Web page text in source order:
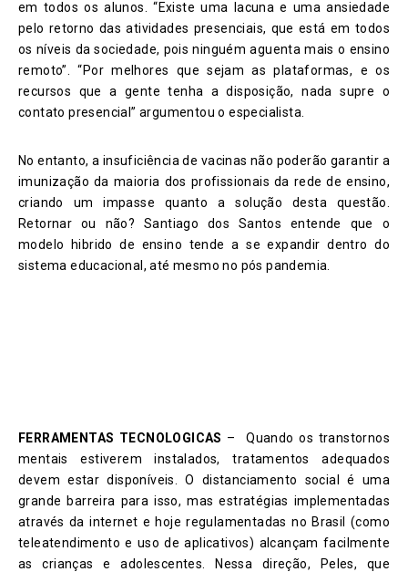
em todos os alunos. “Existe uma lacuna e uma ansiedade
pelo retorno das atividades presenciais, que está em todos
os níveis da sociedade, pois ninguém aguenta mais o ensino
remoto”. “Por melhores que sejam as plataformas, e os
recursos que a gente tenha a disposição, nada supre o
contato presencial” argumentou o especialista.
No entanto, a insuficiência de vacinas não poderão garantir a
imunização da maioria dos profissionais da rede de ensino,
criando um impasse quanto a solução desta questão.
Retornar ou não? Santiago dos Santos entende que o
modelo hibrido de ensino tende a se expandir dentro do
sistema educacional, até mesmo no pós pandemia.
FERRAMENTAS TECNOLOGICAS – Quando os transtornos
mentais estiverem instalados, tratamentos adequados
devem estar disponíveis. O distanciamento social é uma
grande barreira para isso, mas estratégias implementadas
através da internet e hoje regulamentadas no Brasil (como
teleatendimento e uso de aplicativos) alcançam facilmente
as crianças e adolescentes. Nessa direção, Peles, que